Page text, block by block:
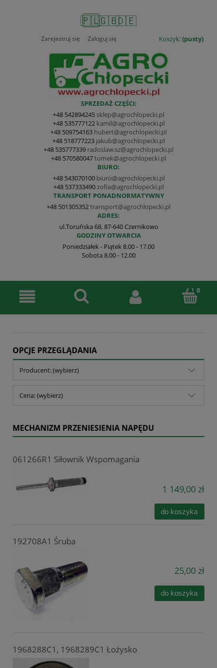
🇵🇱🇬🇧🇩🇪
Koszyk:(pusty)
Zarejestruj się Zaloguj się
SPRZEDAŻ CZĘŚCI:
+48 542894245 sklep@agrochlopecki.pl
+48 535777122 kamil@agrochlopecki.pl
+48 509754163 hubert@agrochlopecki.pl
+48 518777223 jakub@agrochlopecki.pl
+48 535777339 radoslaw.sz@agrochlopecki.pl
+48 570580047tomek@agrochlopecki.pl
BIURO:
+48 543070100 biuro@agrochlopecki.pl
+48 537333490 zofia@agrochlopecki.pl
TRANSPORT PONADNORMATYWNY
+48 501305352transport@agrochlopecki.pl
ADRES:
ul.Toruńska 68, 87-640 Czernikowo
GODZINY OTWARCIA
Poniedziałek - Piątek 8.00 - 17.00
Sobota 8.00 - 12.00
OPCJE PRZEGLĄDANIA
Producent: (wybierz)
Cena: (wybierz)
MECHANIZM PRZENIESIENIA NAPĘDU
061266R1 Siłownik Wspomagania
1 149,00 zł
do koszyka
192708A1 Śruba
25,00 zł
do koszyka
1968288C1, 1968289C1 Łożysko